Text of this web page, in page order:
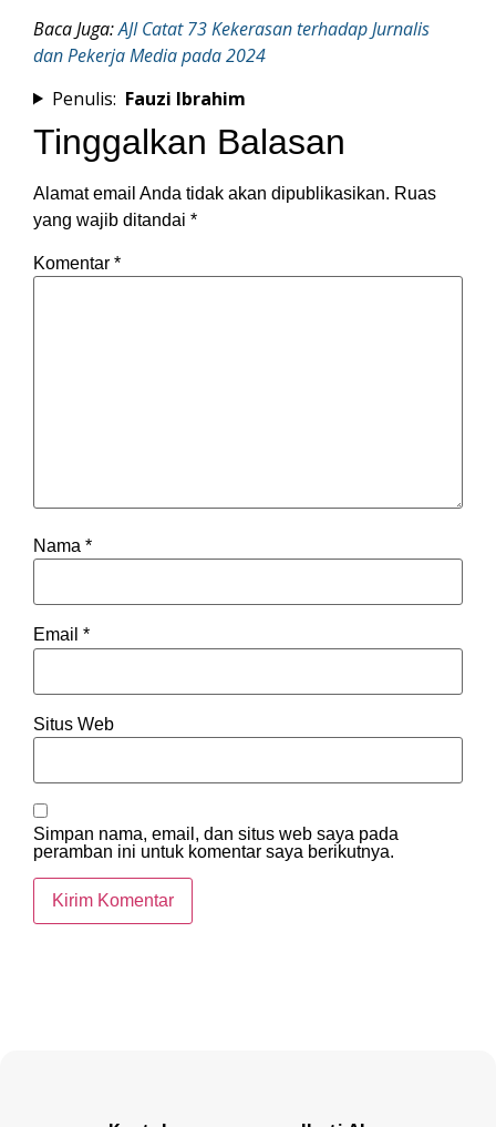
Baca Juga:AJI Catat 73 Kekerasan terhadap Jurnalis
dan Pekerja Media pada 2024
Penulis: Fauzi Ibrahim
Tinggalkan Balasan
Alamat email Anda tidak akan dipublikasikan. Ruas
yang wajib ditandai *
Komentar *
Nama *
Email *
Situs Web
Simpan nama, email, dan situs web saya pada
peramban ini untuk komentar saya berikutnya.